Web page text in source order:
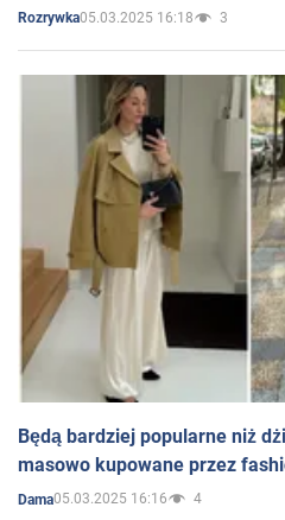
Rozrywka05.03.2025 16:18 3
Będą bardziej popularne niż
masowo kupowane przez
Dama05.03.2025 16:16 4